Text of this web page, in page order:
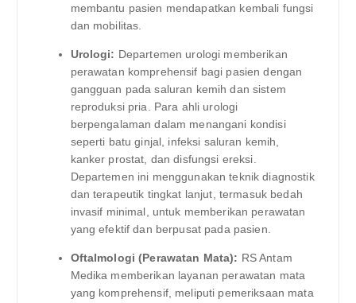
membantu pasien mendapatkan kembali fungsi
dan mobilitas.
Urologi: Departemen urologi memberikan
perawatan komprehensif bagi pasien dengan
gangguan pada saluran kemih dan sistem
reproduksi pria. Para ahli urologi
berpengalaman dalam menangani kondisi
seperti batu ginjal, infeksi saluran kemih,
kanker prostat, dan disfungsi ereksi.
Departemen ini menggunakan teknik diagnostik
dan terapeutik tingkat lanjut, termasuk bedah
invasif minimal, untuk memberikan perawatan
yang efektif dan berpusat pada pasien.
Oftalmologi (Perawatan Mata): RS Antam
Medika memberikan layanan perawatan mata
yang komprehensif, meliputi pemeriksaan mata